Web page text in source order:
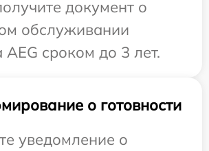
документ о
обслуживании
AEG сроком до 3 лет.
о готовности
уведомление о